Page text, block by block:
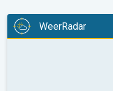
WeerRadar